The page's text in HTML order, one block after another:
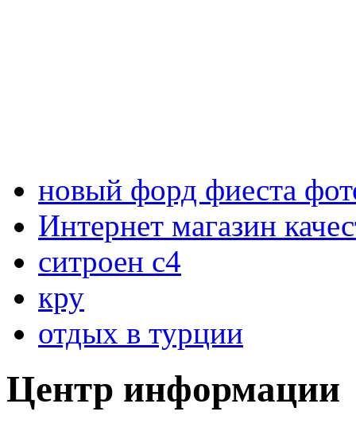
новый форд фиеста
Интернет магазин
ситроен с4
кру
отдых в турции
Центр информации